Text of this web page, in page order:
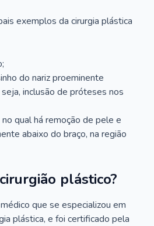
exemplos da cirurgia plástica
do nariz proeminente
inclusão de próteses nos
qual há remoção de pele e
abaixo do braço, na região
plástico?
que se especializou em
plástica, e foi certificado pela